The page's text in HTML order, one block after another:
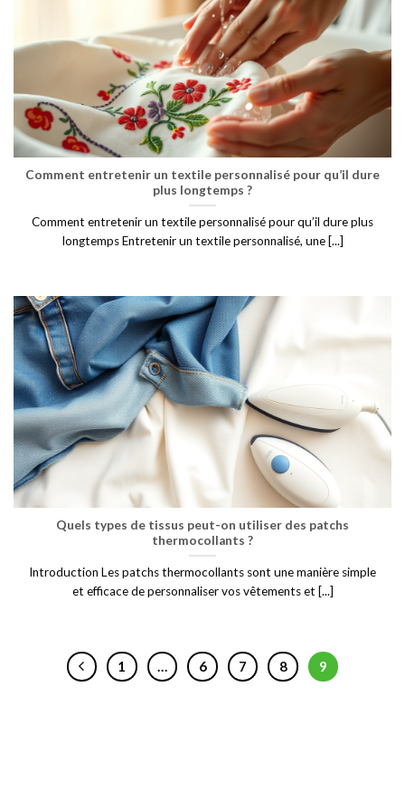
Comment entretenir un textile personnalisé pour qu’il dure
plus longtemps ?
Comment entretenir un textile personnalisé pour qu’il dure plus
longtemps Entretenir un textile personnalisé, une [...]
Quels types de tissus peut-on utiliser des patchs
thermocollants ?
Introduction Les patchs thermocollants sont une manière simple
et efficace de personnaliser vos vêtements et [...]
1 … 6 7 8 9